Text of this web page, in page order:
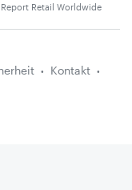
Retail Worldwide
Kontakt